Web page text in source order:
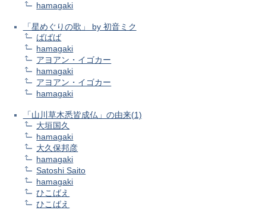
hamagaki
「星めぐりの歌」 by 初音ミク
ばばば
hamagaki
アヨアン・イゴカー
hamagaki
アヨアン・イゴカー
hamagaki
「山川草木悉皆成仏」の由来(1)
大垣国久
hamagaki
大久保邦彦
hamagaki
Satoshi Saito
hamagaki
ひこばえ
ひこばえ